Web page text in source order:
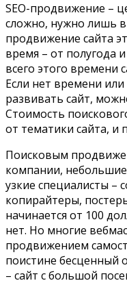
SEO-продвижение –
сложно, нужно лишь
продвижение сайта
время – от полугода
всего этого времени
Если нет времени
развивать сайт,
Стоимость
от тематики сайта, и
Поисковым
компании,
узкие специалисты –
копирайтеры,
начинается от 100
нет. Но многие
продвижением
поистине бесценный
– сайт с большой